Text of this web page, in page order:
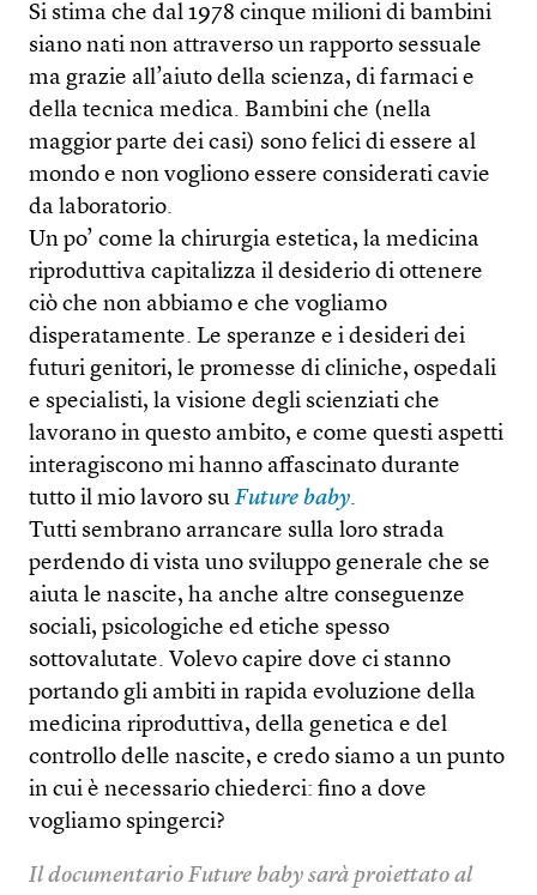
Si stima che dal 1978 cinque milioni di bambini
siano nati non attraverso un rapporto sessuale
ma grazie all’aiuto della scienza, di farmaci e
della tecnica medica. Bambini che (nella
maggior parte dei casi) sono felici di essere al
mondo e non vogliono essere considerati cavie
da laboratorio.
Un po’ come la chirurgia estetica, la medicina
riproduttiva capitalizza il desiderio di ottenere
ciò che non abbiamo e che vogliamo
disperatamente. Le speranze e i desideri dei
futuri genitori, le promesse di cliniche, ospedali
e specialisti, la visione degli scienziati che
lavorano in questo ambito, e come questi aspetti
interagiscono mi hanno affascinato durante
tutto il mio lavoro su Future baby.
Tutti sembrano arrancare sulla loro strada
perdendo di vista uno sviluppo generale che se
aiuta le nascite, ha anche altre conseguenze
sociali, psicologiche ed etiche spesso
sottovalutate. Volevo capire dove ci stanno
portando gli ambiti in rapida evoluzione della
medicina riproduttiva, della genetica e del
controllo delle nascite, e credo siamo a un punto
in cui è necessario chiederci: fino a dove
vogliamo spingerci?
Il documentario Future baby sarà proiettato al